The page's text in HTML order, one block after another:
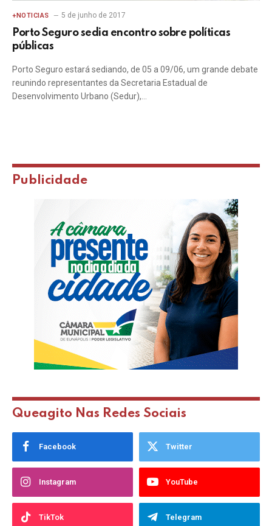
+NOTICIAS 5 de junho de 2017
Porto Seguro sedia encontro sobre políticas
públicas
Porto Seguro estará sediando, de 05 a 09/06, um grande debate
reunindo representantes da Secretaria Estadual de
Desenvolvimento Urbano (Sedur),…
Publicidade
Queagito Nas Redes Sociais
Facebook Twitter
Instagram YouTube
TikTok Telegram